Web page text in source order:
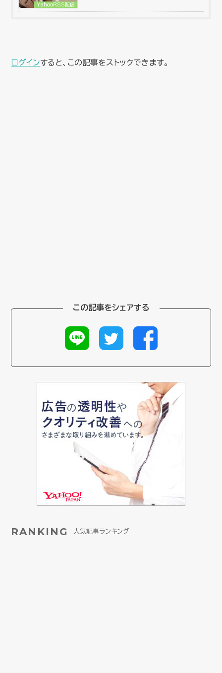
YahooRSS配信
ログインすると、この記事をストックできます。
この記事をシェアする
RANKING 人気記事ランキング